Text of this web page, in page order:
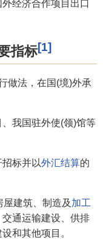
经济合作项目出口
指标[1]
做法，在国(境)外承
我国驻外使(领)馆等
标并以外汇结算的
建筑、制造及 加工
交通运输建设、供排
和其他项目。